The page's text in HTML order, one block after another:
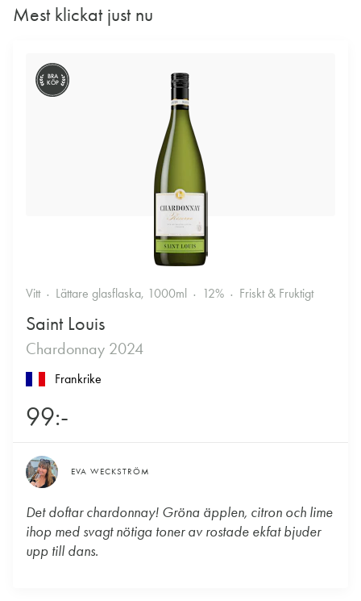
Mest klickat just nu
BRA
KÖP
Vitt Lättare glasflaska, 1000ml 12% Friskt & Fruktigt
Saint Louis
Chardonnay 2024
Frankrike
99:-
EVA WECKSTRÖM
Det doftar chardonnay! Gröna äpplen, citron och lime
ihop med svagt nötiga toner av rostade ekfat bjuder
upp till dans.